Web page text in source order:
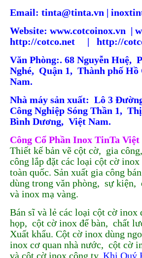
Email: tinta@tinta.vn |
Website: www.cotcoinox.vn |
http://cotco.net
| http://
Văn Phòng:. 68 Nguyễn Huệ,
Nghé, Quận 1, Thành phố
Nam.
Nhà máy sản xuất: Lô 3
Công Nghiệp Sóng Thần 1,
Bình Dương, Việt Nam.
Công Cổ Phần Inox TinTa Việt
Thiết kế bản vẽ cột cờ, gia công,
công lắp đặt các loại cột cờ
toàn quốc. Sản xuất gia công
dùng trong văn phòng, sự kiện,
và inox mạ vàng.
Bán sĩ và lẻ các loại cột cờ inox
họp, cột cờ inox để bàn, chất
Xuất khẩu. Cột cờ inox dùng
inox cơ quan nhà nước, cột cờ
và cột cờ inox công ty. Khi Quý
BẢNG GIÁ GIA CÔNG INOX HCM
NAI VŨNG TÀU
65.800 VNĐ68.500